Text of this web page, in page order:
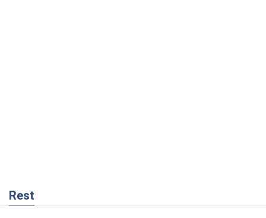
Rest